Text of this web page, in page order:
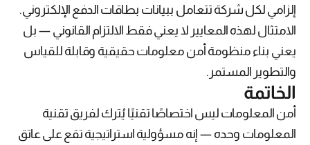
إلزامي لكل شركة تتعامل ببيانات بطاقات الدفع الإلكتروني.
الامتثال لهذه المعايير لا يعني فقط الالتزام القانوني — بل
يعني بناء منظومة أمن معلومات حقيقية وقابلة للقياس
والتطوير المستمر.
الخاتمة
أمن المعلومات ليس اختصاصًا تقنيًا يُترك لفريق تقنية
المعلومات وحده — إنه مسؤولية استراتيجية تقع على عاتق